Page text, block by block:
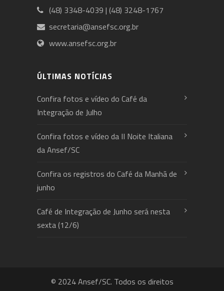
(48) 3348-4039 | (48) 3248-1767
secretaria@ansefsc.org.br
www.ansefsc.org.br
ÚLTIMAS NOTÍCIAS
Confira fotos e vídeo do Café da
Integração de Julho
Confira fotos e vídeo da II Noite Italiana
da Ansef/SC
Confira os registros do Café da Manhã de
junho
Café de Integração de Junho será nesta
sexta (12/6)
© 2024 Ansef/SC. Todos os direitos